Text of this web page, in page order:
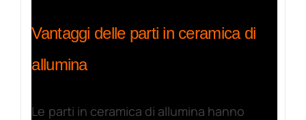
Vantaggi delle parti in ceramica di
allumina
Le parti in ceramica di allumina hanno